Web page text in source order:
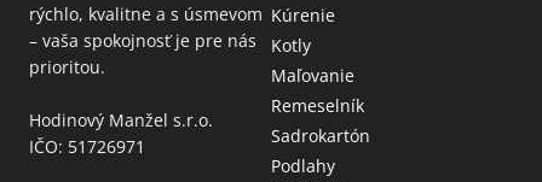
rýchlo, kvalitne a s úsmevom
– vaša spokojnosť je pre nás
prioritou.
Hodinový Manžel s.r.o.
IČO: 51726971
Kúrenie
Kotly
Maľovanie
Remeselník
Sadrokartón
Podlahy